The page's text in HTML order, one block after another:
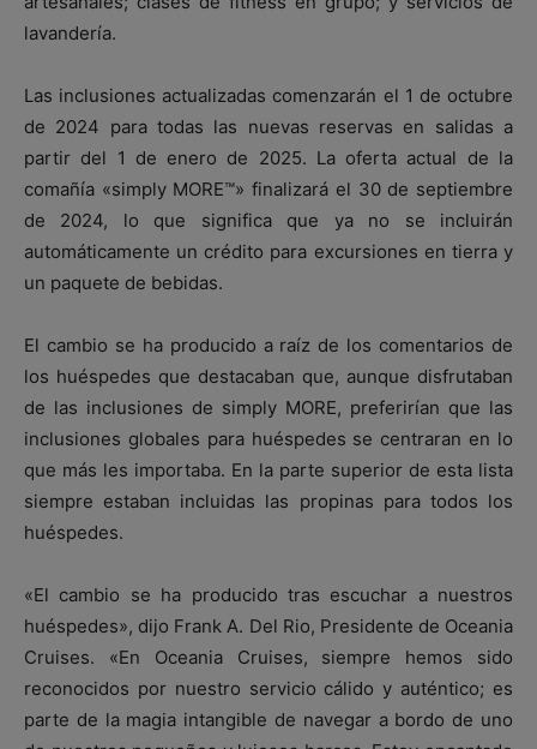
lavandería.
Las inclusiones actualizadas comenzarán el 1 de octubre
de 2024 para todas las nuevas reservas en salidas a
partir del 1 de enero de 2025. La oferta actual de la
comañía «simply MORE™» finalizará el 30 de septiembre
de 2024, lo que significa que ya no se incluirán
automáticamente un crédito para excursiones en tierra y
un paquete de bebidas.
El cambio se ha producido a raíz de los comentarios de
los huéspedes que destacaban que, aunque disfrutaban
de las inclusiones de simply MORE, preferirían que las
inclusiones globales para huéspedes se centraran en lo
que más les importaba. En la parte superior de esta lista
siempre estaban incluidas las propinas para todos los
huéspedes.
«El cambio se ha producido tras escuchar a nuestros
huéspedes», dijo Frank A. Del Rio, Presidente de Oceania
Cruises. «En Oceania Cruises, siempre hemos sido
reconocidos por nuestro servicio cálido y auténtico; es
parte de la magia intangible de navegar a bordo de uno